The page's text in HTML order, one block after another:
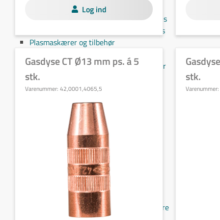
Brænderkrop & svanehals
Fronius brænderkrop & svanehals
Binzel brænderkrop og svanehals
Plasmaskærer og tilbehør
Plasmaskærer og tilbehør
Slid- og reservedele til plasmaskærer
Forvarmer og induktionsvarmere
Forvarmer
Forvarmer
Kabler
Varmeelementer 60V
Induktionsvarmer
Induktionsspoler
Svejsekabler
Svejsekabler
Svejse forlængerkabler
Stelkabler
Stik, stelklemmer og elektrodeholdere
Log ind
Gasdyse CT Ø13 mm ps. á 5
stk.
Varenummer: 42,0001,4065,5
stk.